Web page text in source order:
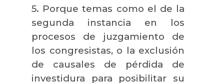
5. Porque temas como el de la
segunda instancia en los
procesos de juzgamiento de
los congresistas, o la exclusión
de causales de pérdida de
investidura para posibilitar su